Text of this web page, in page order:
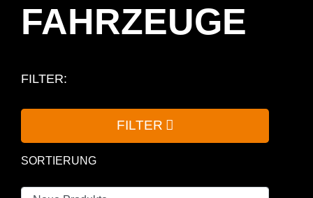
FAHRZEUGE
FILTER:
FILTER
SORTIERUNG